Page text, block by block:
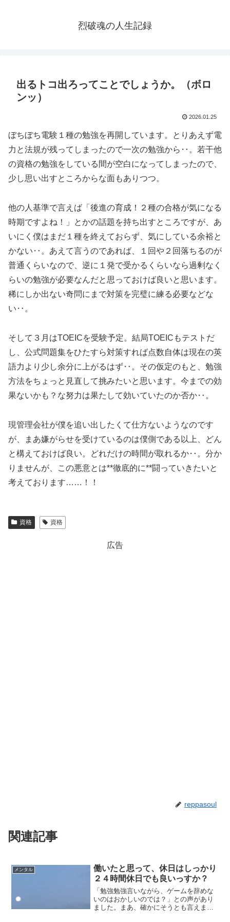
烈破魂の人生記録
出るトコ出ろってことでしょうか。（ボロ
ンッ）
2026.01.25
ぼちぼち電験１種の勉強を再開しています。とりあえず電
力と法規が残ってしまったので一次の勉強から‥。若干他
の資格の勉強をしている間が空白になってしまったので、
少し思い出すところからな面もありつつ。
他の人基準で言えば「後進の育成！２種の合格が気になる
時期ですよね！」とかの話題を持ち出すところですが、あ
いにく僕はまだ１種を終えておらず、気にしている余裕と
かない‥。あえて言うのであれば、１回や２回落ちるのが
普通くらいなので、逆に１発で受かるくらいなら過剰なく
らいの勉強が必要なんだと思っておけば良いと思います。
稀にしか出ない奇問にまで対策を完璧に練る必要などな
い‥。
そして３月はTOEICを受験予定。結局TOEICもテストだ
し、公式問題集をひたすら対策すれば点数自体は現在の英
語力より少し余分に上がるはず‥。その仮定のもと、勉強
方法をちょっと見直して挑みたいと思います。今までの効
果ないかも？な努力は果たして効いていたのか否か‥。
現管理会社が僕を追い出したくて仕方ないようなのです
が、まあ嫌がらせを受けているのは僕側である以上、どん
と構えておけば良い。どれだけの時間が取れるか‥。分か
りませんが、この悪意とは**徹底的に**闘っていきたいと
考えております……！！
資格 資格
広告
reppasoul
関連記事
メンタル
働いたと思って、休日はしっかり
２４時間休日でも良いっすか？
「勉強勉強言いながら、ゲームを辞めな
いのはおかしいのでは？」との声があり
ました。まあ、確かにそうとも言えます